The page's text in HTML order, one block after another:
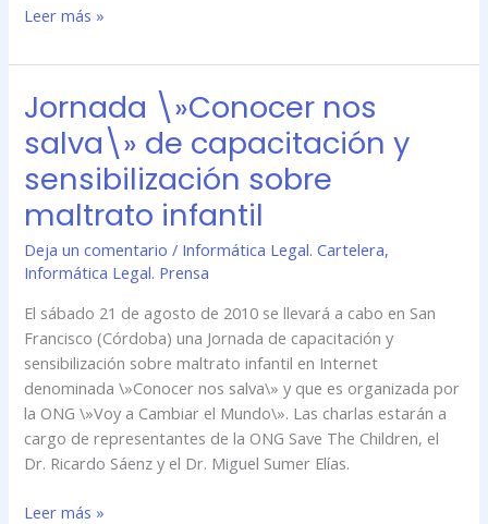
Leer más »
Jornada \»Conocer nos
salva\» de capacitación y
sensibilización sobre
maltrato infantil
Deja un comentario / Informática Legal. Cartelera,
Informática Legal. Prensa
El sábado 21 de agosto de 2010 se llevará a cabo en San
Francisco (Córdoba) una Jornada de capacitación y
sensibilización sobre maltrato infantil en Internet
denominada \»Conocer nos salva\» y que es organizada por
la ONG \»Voy a Cambiar el Mundo\». Las charlas estarán a
cargo de representantes de la ONG Save The Children, el
Dr. Ricardo Sáenz y el Dr. Miguel Sumer Elías.
Jornada
\»Conocer
nos
salva\»
capacitación
y
sensibilización
maltrato
infantil
Leer más »